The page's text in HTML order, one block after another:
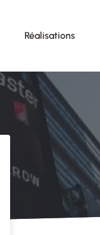
Réalisations